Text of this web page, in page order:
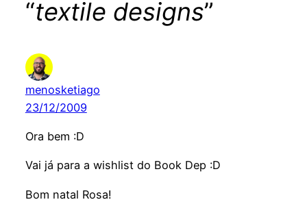
“textile designs”
menosketiago
23/12/2009
Ora bem :D
Vai já para a wishlist do Book Dep :D
Bom natal Rosa!